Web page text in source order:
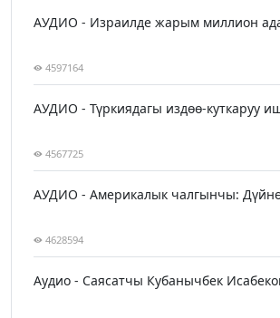
АУДИО - Израилде жарым миллион
4597164
АУДИО - Түркиядагы издөө-куткаруу
4567725
АУДИО - Америкалык чалгынчы:
4628594
Аудио - Саясатчы Кубанычбек